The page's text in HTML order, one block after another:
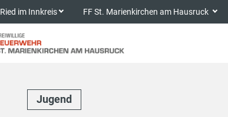
Ried im Innkreis FF St. Marienkirchen am Hausruck
Jugend